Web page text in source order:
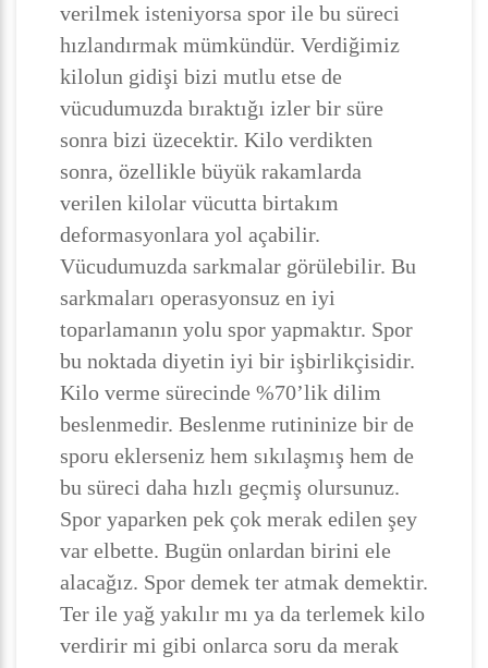
verilmek isteniyorsa spor ile bu süreci
hızlandırmak mümkündür. Verdiğimiz
kilolun gidişi bizi mutlu etse de
vücudumuzda bıraktığı izler bir süre
sonra bizi üzecektir. Kilo verdikten
sonra, özellikle büyük rakamlarda
verilen kilolar vücutta birtakım
deformasyonlara yol açabilir.
Vücudumuzda sarkmalar görülebilir. Bu
sarkmaları operasyonsuz en iyi
toparlamanın yolu spor yapmaktır. Spor
bu noktada diyetin iyi bir işbirlikçisidir.
Kilo verme sürecinde %70’lik dilim
beslenmedir. Beslenme rutininize bir de
sporu eklerseniz hem sıkılaşmış hem de
bu süreci daha hızlı geçmiş olursunuz.
Spor yaparken pek çok merak edilen şey
var elbette. Bugün onlardan birini ele
alacağız. Spor demek ter atmak demektir.
Ter ile yağ yakılır mı ya da terlemek kilo
verdirir mi gibi onlarca soru da merak